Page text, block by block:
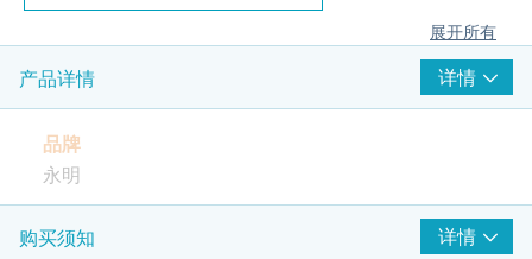
展开所有
产品详情 详情
品牌
永明
产地
购买须知 详情